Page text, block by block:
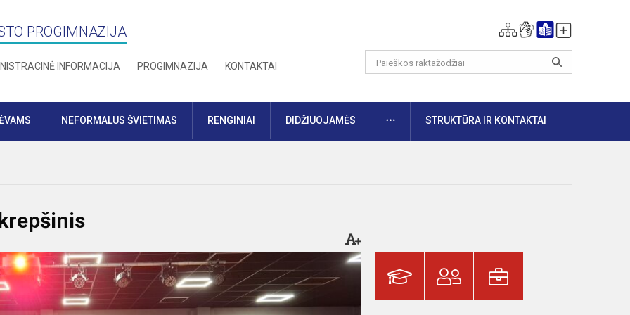
PROGIMNAZIJA
INFORMACIJA PROGIMNAZIJA KONTAKTAI
NEFORMALUS ŠVIETIMAS RENGINIAI DIDŽIUOJAMĖS DAUGIAUSTRUKTŪRA IR KONTAKTAI